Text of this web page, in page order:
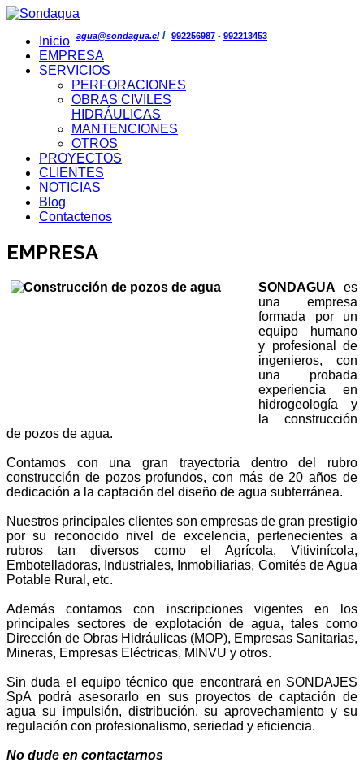
agua@sondagua.cl/ 992256987 - 992213453
Inicio
EMPRESA
SERVICIOS
PERFORACIONES
OBRAS CIVILES
HIDRÁULICAS
MANTENCIONES
OTROS
PROYECTOS
CLIENTES
NOTICIAS
Blog
Contactenos
EMPRESA
SONDAGUA es
una empresa
formada por un
equipo humano
y profesional de
ingenieros, con
una probada
experiencia en
hidrogeología y
la construcción
de pozos de agua.
Contamos con una gran trayectoria dentro del rubro
construcción de pozos profundos, con más de 20 años de
dedicación a la captación del diseño de agua subterránea.
Nuestros principales clientes son empresas de gran prestigio
por su reconocido nivel de excelencia, pertenecientes a
rubros tan diversos como el Agrícola, Vitivinícola,
Embotelladoras, Industriales, Inmobiliarias, Comités de Agua
Potable Rural, etc.
Además contamos con inscripciones vigentes en los
principales sectores de explotación de agua, tales como
Dirección de Obras Hidráulicas (MOP), Empresas Sanitarias,
Mineras, Empresas Eléctricas, MINVU y otros.
Sin duda el equipo técnico que encontrará en SONDAJES
SpA podrá asesorarlo en sus proyectos de captación de
agua su impulsión, distribución, su aprovechamiento y su
regulación con profesionalismo, seriedad y eficiencia.
No dude en contactarnos